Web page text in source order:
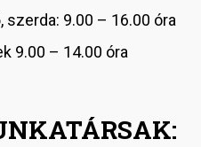
szerda: 9.00 – 16.00 óra
9.00 – 14.00 óra